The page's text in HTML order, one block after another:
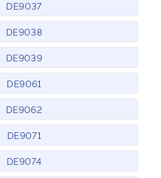
DE9037
DE9038
DE9039
DE9061
DE9062
DE9071
DE9074